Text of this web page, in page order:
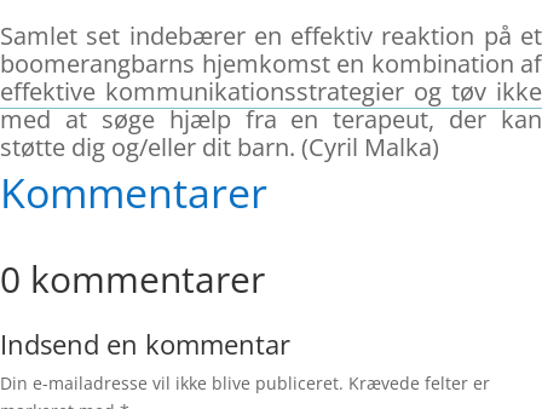
Samlet set indebærer en effektiv reaktion på et
boomerangbarns hjemkomst en kombination af
effektive kommunikationsstrategier og tøv ikke
med at søge hjælp fra en terapeut, der kan
støtte dig og/eller dit barn. (Cyril Malka)
Kommentarer
0 kommentarer
Indsend en kommentar
Din e-mailadresse vil ikke blive publiceret. Krævede felter er